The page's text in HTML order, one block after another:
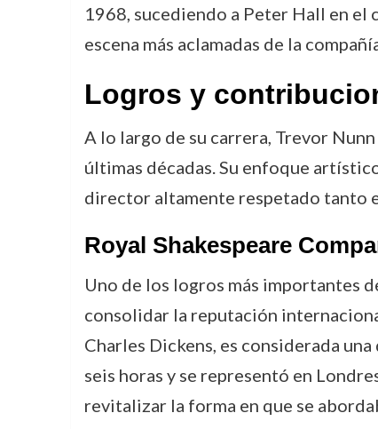
1968, sucediendo a Peter Hall en el
escena más aclamadas de la
Logros y
A lo largo de su carrera, Trevor
últimas décadas. Su enfoque
director altamente respetado tanto
Royal Shakespeare
Uno de los logros más importantes
consolidar la reputación
Charles Dickens, es considerada
seis horas y se representó en
revitalizar la forma en que se